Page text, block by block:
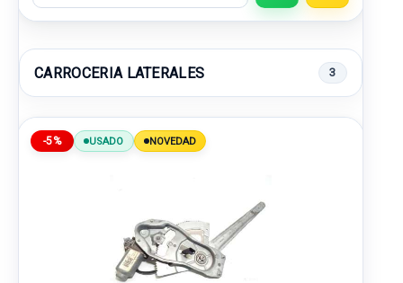
CARROCERIA LATERALES 3
-5% USADO NOVEDAD